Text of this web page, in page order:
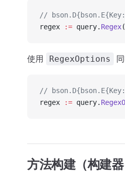
//
regex
:= query. Regex(
使用 RegexOptions
//
regex
:= query.
方法构建（构建器